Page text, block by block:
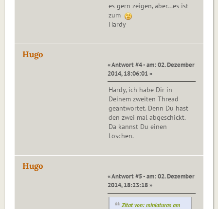
es gern zeigen, aber...es ist
zum
Hardy
Hugo
« Antwort #4 - am: 02. Dezember
2014, 18:06:01 »
Hardy, ich habe Dir in
Deinem zweiten Thread
geantwortet. Denn Du hast
den zwei mal abgeschickt.
Da kannst Du einen
Löschen.
Hugo
« Antwort #5 - am: 02. Dezember
2014, 18:23:18 »
Zitat von: miniaturas am